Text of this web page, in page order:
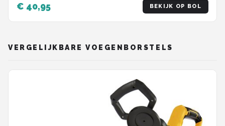
€ 40,95 BEKIJK OP BOL
VERGELIJKBARE VOEGENBORSTELS